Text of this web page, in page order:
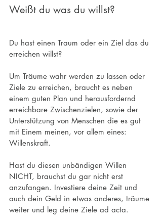
Weißt du was du willst?
Du hast einen Traum oder ein Ziel das du
erreichen willst?
Um Träume wahr werden zu lassen oder
Ziele zu erreichen, braucht es neben
einem guten Plan und herausfordernd
erreichbare Zwischenzielen, sowie der
Unterstützung von Menschen die es gut
mit Einem meinen, vor allem eines:
Willenskraft.
Hast du diesen unbändigen Willen
NICHT, brauchst du gar nicht erst
anzufangen. Investiere deine Zeit und
auch dein Geld in etwas anderes, träume
weiter und leg deine Ziele ad acta.